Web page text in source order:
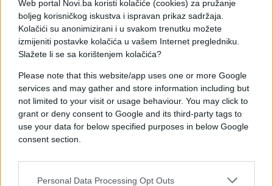
Web portal Novi.ba koristi kolačiće (cookies) za pružanje
boljeg korisničkog iskustva i ispravan prikaz sadržaja.
Kolačići su anonimizirani i u svakom trenutku možete
izmijeniti postavke kolačića u vašem Internet pregledniku.
Slažete li se sa korištenjem kolačića?
Please note that this website/app uses one or more Google
services and may gather and store information including but
not limited to your visit or usage behaviour. You may click to
grant or deny consent to Google and its third-party tags to
use your data for below specified purposes in below Google
consent section.
Personal Data Processing Opt Outs
Dodaje kako nakon odlaganja frizerske opreme i
pokušaja sjedenja prirodna pozicija jednostavno ne
funkcionira, a ovakvi problemi javljaju se i kod
drugih poslova u kojima djelatnici moraju biti u
zubara i mehaničara.